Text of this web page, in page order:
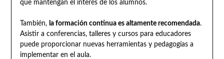
que mantengan el interés de los alumnos.
También, la formación continua es altamente recomendada.
Asistir a conferencias, talleres y cursos para educadores
puede proporcionar nuevas herramientas y pedagogías a
implementar en el aula.